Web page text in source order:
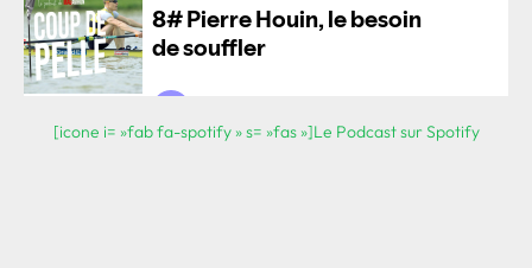
[icone i= »fab fa-spotify » s= »fas »]Le Podcast sur Spotify